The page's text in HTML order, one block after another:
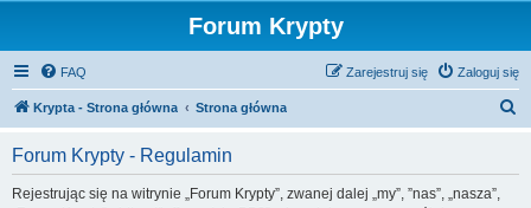
Forum Krypty
FAQ Zaloguj się
Zarejestruj się
Krypta - Strona główna Strona główna
Forum Krypty - Regulamin
Rejestrując się na witrynie „Forum Krypty”, zwanej dalej „my”, ”nas”, „nasza”,